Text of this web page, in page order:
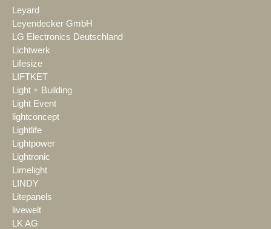
Leyard
Leyendecker GmbH
LG Electronics Deutschland
Lichtwerk
Lifesize
LIFTKET
Light + Building
Light Event
lightconcept
Lightlife
Lightpower
Lightronic
Limelight
LINDY
Litepanels
livewelt
LK AG